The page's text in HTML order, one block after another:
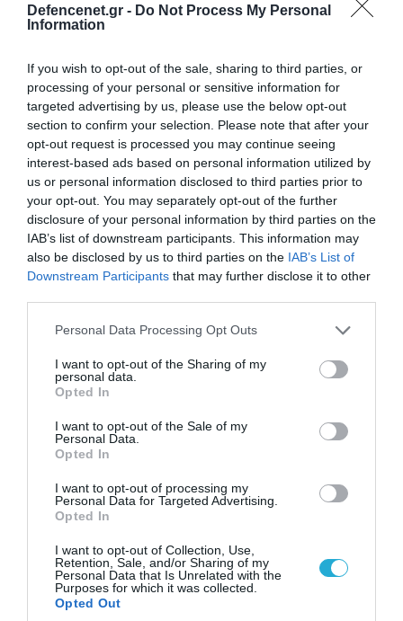
Defencenet.gr - Do Not Process My Personal
Information
If you wish to opt-out of the sale, sharing to third parties, or
processing of your personal or sensitive information for
targeted advertising by us, please use the below opt-out
section to confirm your selection. Please note that after your
opt-out request is processed you may continue seeing
interest-based ads based on personal information utilized by
us or personal information disclosed to third parties prior to
your opt-out. You may separately opt-out of the further
disclosure of your personal information by third parties on the
IAB’s list of downstream participants. This information may
also be disclosed by us to third parties on the IAB’s List of
Downstream Participants that may further disclose it to other
Please note that this website/app uses one or more Google
not limited to your visit or usage behaviour. You may click to
grant or deny consent to Google and its third-party tags to
use your data for below specified purposes in below Google
consent section.
Personal Data Processing Opt Outs
I want to opt-out of the Sharing of my
personal data.
Opted In
I want to opt-out of the Sale of my
Personal Data.
Opted In
I want to opt-out of processing my
Personal Data for Targeted Advertising.
Opted In
I want to opt-out of Collection, Use,
Retention, Sale, and/or Sharing of my
Personal Data that Is Unrelated with the
Purposes for which it was collected.
Opted Out
αεροπορική πυρηνική της τριάδα και
προκάλεσε διεθνές σοκ – Δείτε βίντεο
περιστατικό με το προεδρικό ελικόπτερο
ΠΟΛΙΤΙΚΗ